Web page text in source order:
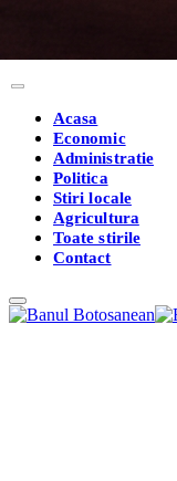
Acasa
Economic
Administratie
Politica
Stiri locale
Agricultura
Toate stirile
Contact